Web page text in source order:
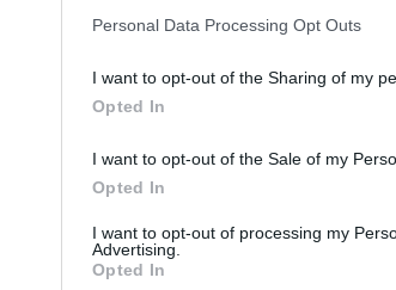
Personal Data Processing Opt Outs
I want to opt-out of the Sharing of my
Opted In
I want to opt-out of the Sale of my
Opted In
I want to opt-out of processing my
Advertising.
Opted In